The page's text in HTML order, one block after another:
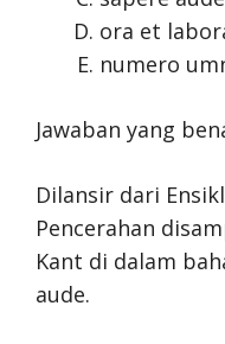
ora et
numero
Jawaban yang
Dilansir dari
Pencerahan
Kant di dalam
aude.